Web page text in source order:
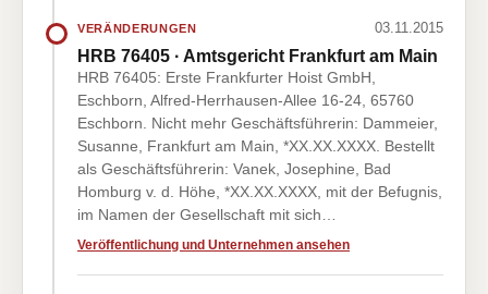
VERÄNDERUNGEN 03.11.2015
HRB 76405 · Amtsgericht Frankfurt am Main
HRB 76405: Erste Frankfurter Hoist GmbH,
Eschborn, Alfred-Herrhausen-Allee 16-24, 65760
Eschborn. Nicht mehr Geschäftsführerin: Dammeier,
Susanne, Frankfurt am Main, *XX.XX.XXXX. Bestellt
als Geschäftsführerin: Vanek, Josephine, Bad
Homburg v. d. Höhe, *XX.XX.XXXX, mit der Befugnis,
im Namen der Gesellschaft mit sich…
Veröffentlichung und Unternehmen ansehen